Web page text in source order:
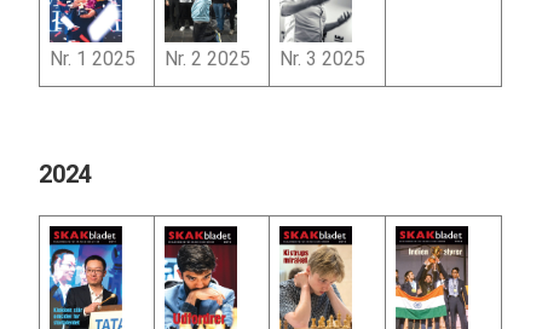
Nr. 1 2025 Nr. 2 2025 Nr. 3 2025
2024